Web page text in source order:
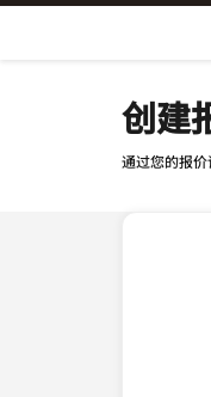
Skip To Content
创建
通过您的报价